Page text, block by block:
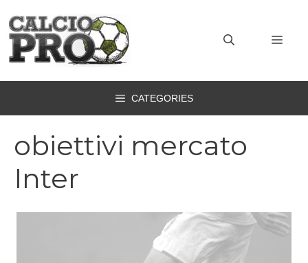
contenuto
CATEGORIES
obiettivi mercato
Inter